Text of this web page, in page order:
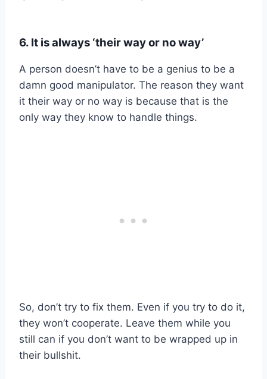
6. It is always ‘their way or no way’
A person doesn’t have to be a genius to be a
damn good manipulator. The reason they want
it their way or no way is because that is the
only way they know to handle things.
So, don’t try to fix them. Even if you try to do it,
they won’t cooperate. Leave them while you
still can if you don’t want to be wrapped up in
their bullshit.